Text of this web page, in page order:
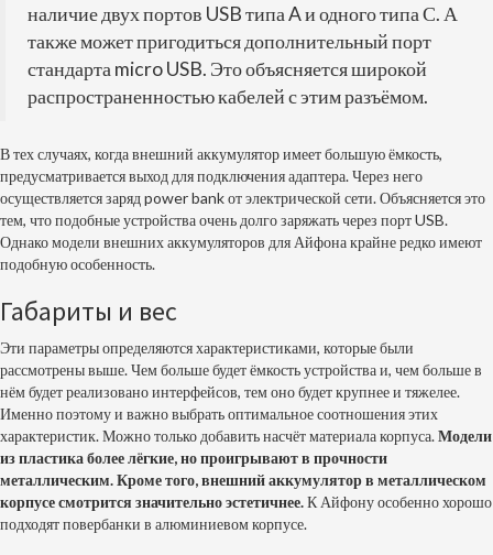
наличие двух портов USB типа A и одного типа С. А
также может пригодиться дополнительный порт
стандарта micro USB. Это объясняется широкой
распространенностью кабелей с этим разъёмом.
В тех случаях, когда внешний аккумулятор имеет большую ёмкость,
предусматривается выход для подключения адаптера. Через него
осуществляется заряд power bank от электрической сети. Объясняется это
тем, что подобные устройства очень долго заряжать через порт USB.
Однако модели внешних аккумуляторов для Айфона крайне редко имеют
подобную особенность.
Габариты и вес
Эти параметры определяются характеристиками, которые были
рассмотрены выше. Чем больше будет ёмкость устройства и, чем больше в
нём будет реализовано интерфейсов, тем оно будет крупнее и тяжелее.
Именно поэтому и важно выбрать оптимальное соотношения этих
характеристик. Можно только добавить насчёт материала корпуса.Модели
из пластика более лёгкие, но проигрывают в прочности
металлическим. Кроме того, внешний аккумулятор в металлическом
корпусе смотрится значительно эстетичнее.К Айфону особенно хорошо
подходят повербанки в алюминиевом корпусе.